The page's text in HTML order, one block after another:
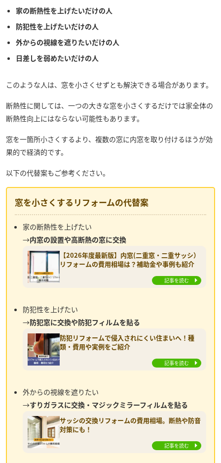
家の断熱性を上げたいだけの人
防犯性を上げたいだけの人
外からの視線を遮りたいだけの人
日差しを弱めたいだけの人
このような人は、窓を小さくせずとも解決できる場合があります。
断熱性に関しては、一つの大きな窓を小さくするだけでは家全体の
断熱性向上にはならない可能性もあります。
窓を一箇所小さくするより、複数の窓に内窓を取り付けるほうが効
果的で経済的です。
以下の代替案もご参考ください。
窓を小さくするリフォームの代替案
家の断熱性を上げたい
→内窓の設置や高断熱の窓に交換
【2026年度最新版】内窓(二重窓・二重サッシ）
リフォームの費用相場は？補助金や事例も紹介
記事を読む
防犯性を上げたい
→防犯窓に交換や防犯フィルムを貼る
防犯リフォームで侵入されにくい住まいへ！種
類・費用や実例をご紹介
記事を読む
外からの視線を遮りたい
→すりガラスに交換・マジックミラーフィルムを貼る
サッシの交換リフォームの費用相場。断熱や防音
対策にも！
記事を読む